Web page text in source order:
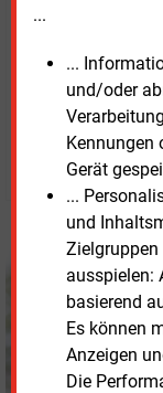
...
...
und/oder
Kennungen
Gerät
...
und
ausspielen:
basierend
Es können
Anzeigen
Die
Mittwoch,
Davina Spohn